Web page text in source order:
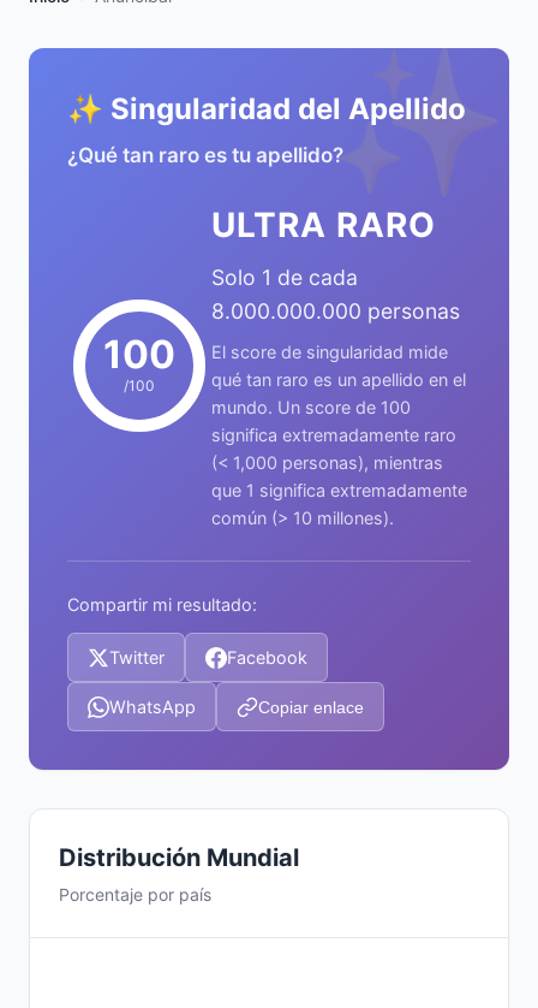
✨
✨ Singularidad del Apellido
¿Qué tan raro es tu apellido?
100
/100
ULTRA RARO
Solo 1 de cada
8.000.000.000 personas
El score de singularidad mide
qué tan raro es un apellido en el
mundo. Un score de 100
significa extremadamente raro
(< 1,000 personas), mientras
que 1 significa extremadamente
común (> 10 millones).
Compartir mi resultado:
Twitter Facebook
WhatsApp Copiar enlace
Distribución Mundial
Porcentaje por país